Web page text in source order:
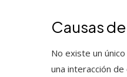
Causas
No existe un
una interacción